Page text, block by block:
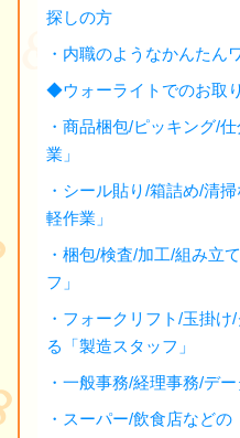
探しの方
・内職のようなかんたん
◆ウォーライトでのお取
・商品梱包/ピッキング/
業」
・シール貼り/箱詰め/清
軽作業」
・梱包/検査/加工/組み立
フ」
・フォークリフト/玉掛
る「製造スタッフ」
・一般事務/経理事務/デ
・スーパー/飲食店などの